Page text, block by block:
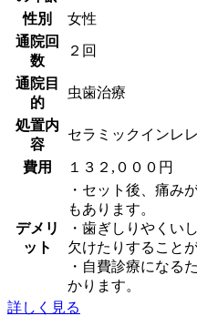
性別
女性
通院回
数
２回
通院目
的
虫歯治療
処置内
容
セラミックインレ
費用 １３２,０００円
デメリ
ット
・セット後、痛み
もあります。
・歯ぎしりやくい
欠けたりすること
・自費診療になる
かります。
詳しく見る